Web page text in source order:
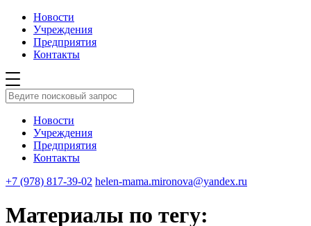
Новости
Учреждения
Предприятия
Контакты
Новости
Учреждения
Предприятия
Контакты
+7 (978) 817-39-02 helen-mama.mironova@yandex.ru
Материалы по тегу: